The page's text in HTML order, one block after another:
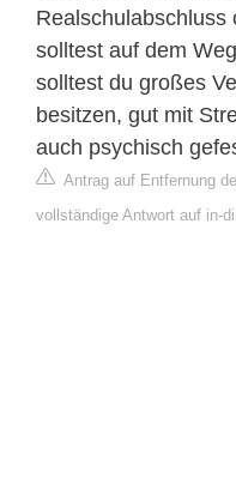
Realschulabschluss
solltest auf dem
solltest du großes
besitzen, gut mit
auch psychisch
Antrag auf Entfernung
vollständige Antwort auf in-